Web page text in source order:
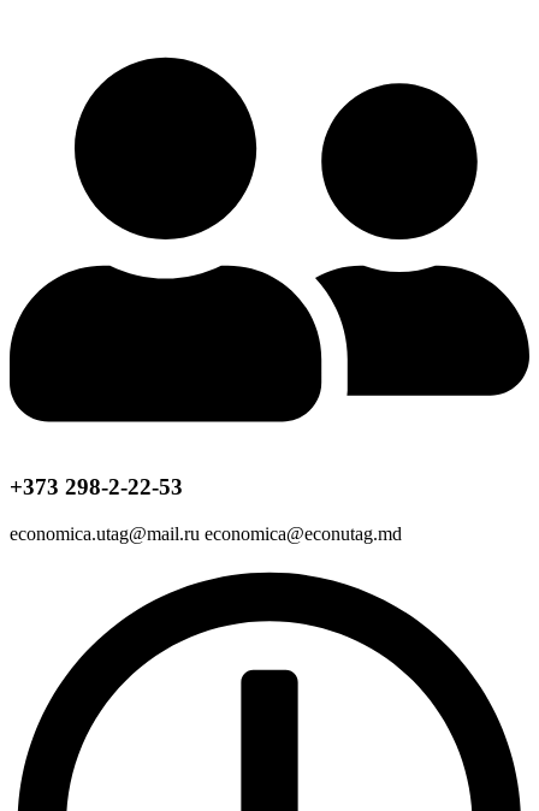
+373 298-2-22-53
economica.utag@mail.ru economica@econutag.md